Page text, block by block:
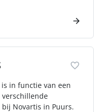
is in functie van een
verschillende
Novartis in Puurs.